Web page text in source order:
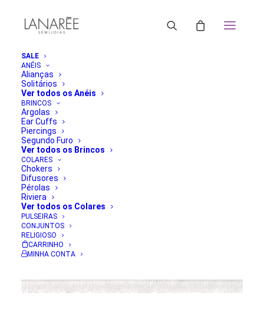
SALE
ANÉIS
Alianças
Solitários
Ver todos os Anéis
BRINCOS
Argolas
Ear Cuffs
Piercings
Segundo Furo
Ver todos os Brincos
COLARES
Chokers
Difusores
Pérolas
Riviera
Ver todos os Colares
PULSEIRAS
CONJUNTOS
RELIGIOSO
CARRINHO
MINHA CONTA